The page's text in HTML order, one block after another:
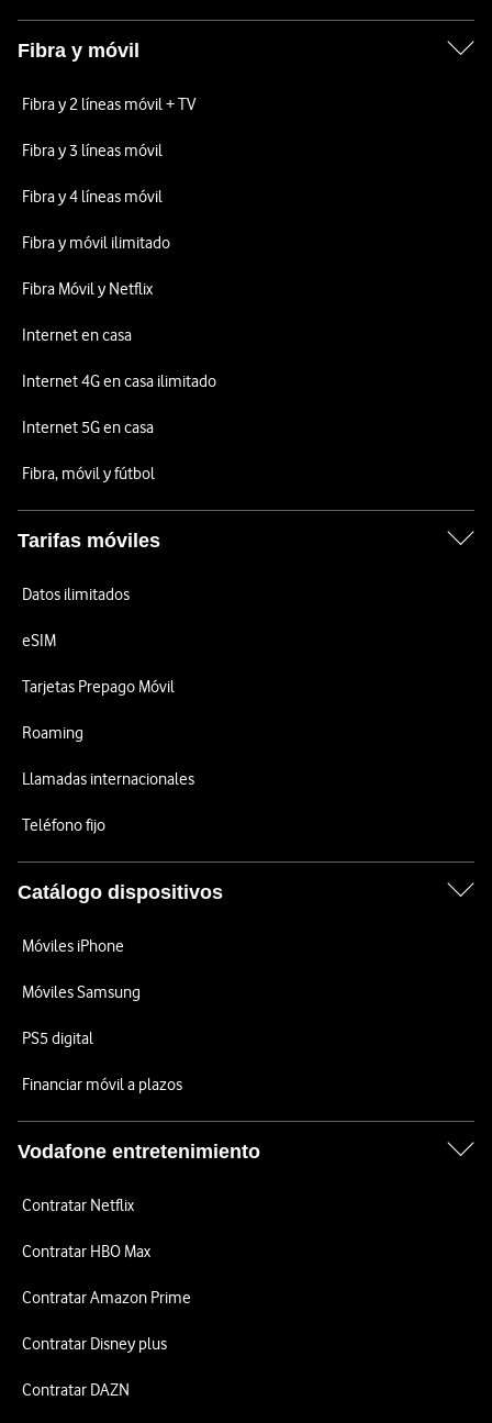
Fibra y móvil
Fibra y 2 líneas móvil + TV
Fibra y 3 líneas móvil
Fibra y 4 líneas móvil
Fibra y móvil ilimitado
Fibra Móvil y Netflix
Internet en casa
Internet 4G en casa ilimitado
Internet 5G en casa
Fibra, móvil y fútbol
Tarifas móviles
Datos ilimitados
eSIM
Tarjetas Prepago Móvil
Roaming
Llamadas internacionales
Teléfono fijo
Catálogo dispositivos
Móviles iPhone
Móviles Samsung
PS5 digital
Financiar móvil a plazos
Vodafone entretenimiento
Contratar Netflix
Contratar HBO Max
Contratar Amazon Prime
Contratar Disney plus
Contratar DAZN